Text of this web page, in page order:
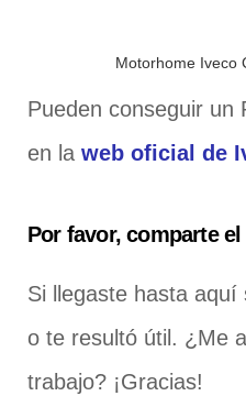
Motorhome Iveco
Pueden conseguir un
en la web oficial de
Por favor, comparte
Si llegaste hasta
o te resultó útil. ¿Me
trabajo? ¡Gracias!